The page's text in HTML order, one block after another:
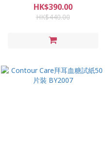
HK$390.00
HK$440.00